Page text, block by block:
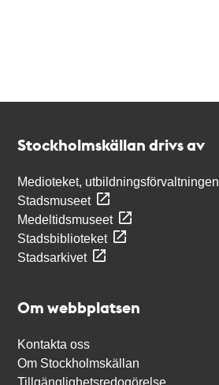
Stockholmskällan drivs av
Medioteket, utbildningsförvaltningen
Stadsmuseet
Medeltidsmuseet
Stadsbiblioteket
Stadsarkivet
Om webbplatsen
Kontakta oss
Om Stockholmskällan
Tillgänglighetsredogörelse